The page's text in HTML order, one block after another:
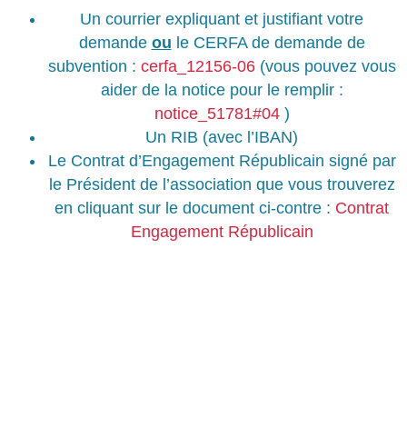
Un courrier expliquant et justifiant votre
demande ou le CERFA de demande de
subvention : cerfa_12156-06(vous pouvez vous
aider de la notice pour le remplir :
notice_51781#04)
Un RIB (avec l’IBAN)
Le Contrat d’Engagement Républicain signé par
le Président de l’association que vous trouverez
en cliquant sur le document ci-contre : Contrat
Engagement Républicain